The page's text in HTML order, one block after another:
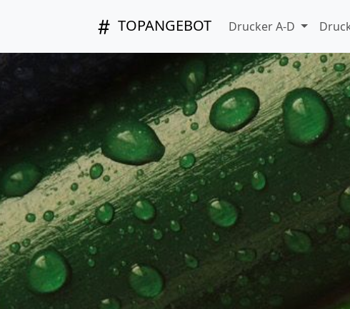
TOPANGEBOT Drucker A-D